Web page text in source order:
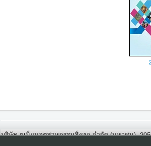
บริษัท ยูเนี่ยนอุตสาหกรรมสิ่งทอ จำกัด (มหาชน)